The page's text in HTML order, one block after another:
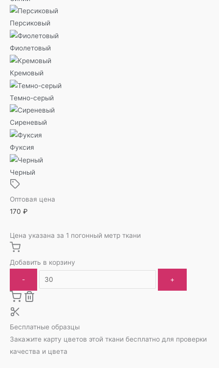
Персиковый
Фиолетовый
Кремовый
Темно-серый
Сиреневый
Фуксия
Черный
Оптовая цена
170 ₽
Цена указана за 1 погонный метр ткани
Добавить в корзину
- +
Бесплатные образцы
Закажите карту цветов этой ткани бесплатно для проверки
качества и цвета